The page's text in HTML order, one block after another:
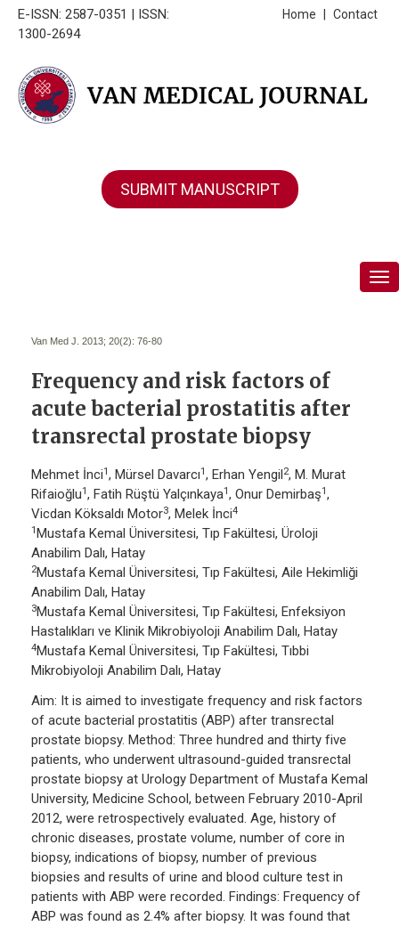
E-ISSN: 2587-0351 | ISSN:
1300-2694
Contact
Home
SUBMIT MANUSCRIPT
Van Med J. 2013; 20(2): 76-80
Frequency and risk factors of
acute bacterial prostatitis after
transrectal prostate biopsy
Mehmet İnci1, Mürsel Davarcı1, Erhan Yengil 2, M. Murat
Rifaioğlu1, Fatih Rüştü Yalçınkaya1, Onur Demirbaş1,
Vicdan Köksaldı Motor3, Melek İnci4
1 Mustafa Kemal Üniversitesi, Tıp Fakültesi, Üroloji
Anabilim Dalı, Hatay
2Mustafa Kemal Üniversitesi, Tıp Fakültesi, Aile Hekimliği
Anabilim Dalı, Hatay
3Mustafa Kemal Üniversitesi, Tıp Fakültesi, Enfeksiyon
Hastalıkları ve Klinik Mikrobiyoloji Anabilim Dalı, Hatay
4Mustafa Kemal Üniversitesi, Tıp Fakültesi, Tıbbi
Mikrobiyoloji Anabilim Dalı, Hatay
Aim: It is aimed to investigate frequency and risk factors
of acute bacterial prostatitis (ABP) after transrectal
prostate biopsy. Method: Three hundred and thirty five
patients, who underwent ultrasound-guided transrectal
prostate biopsy at Urology Department of Mustafa Kemal
University, Medicine School, between February 2010-April
2012, were retrospectively evaluated. Age, history of
chronic diseases, prostate volume, number of core in
biopsy, indications of biopsy, number of previous
biopsies and results of urine and blood culture test in
patients with ABP were recorded. Findings: Frequency of
ABP was found as 2.4% after biopsy. It was found that